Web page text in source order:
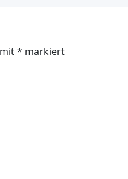
* markiert